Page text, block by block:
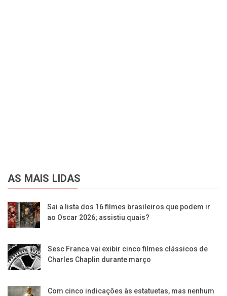
AS MAIS LIDAS
Sai a lista dos 16 filmes brasileiros que podem ir
ao Oscar 2026; assistiu quais?
Sesc Franca vai exibir cinco filmes clássicos de
Charles Chaplin durante março
Com cinco indicações às estatuetas, mas nenhum